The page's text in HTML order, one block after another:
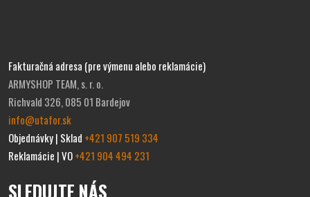
Fakturačná adresa (pre výmenu alebo reklamácie)
ARMYSHOP TEAM, s. r. o.
Richvald 326, 085 01 Bardejov
info@utafor.sk
Objednávky | Sklad +421 907 519 334
Reklamácie | VO+421 904 494 231
SLEDUJTE NÁS